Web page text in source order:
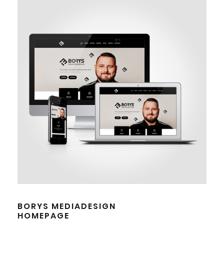
BORYS MEDIADESIGN
HOMEPAGE